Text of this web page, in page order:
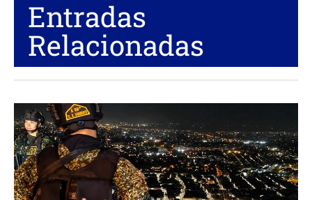
Entradas
Relacionadas